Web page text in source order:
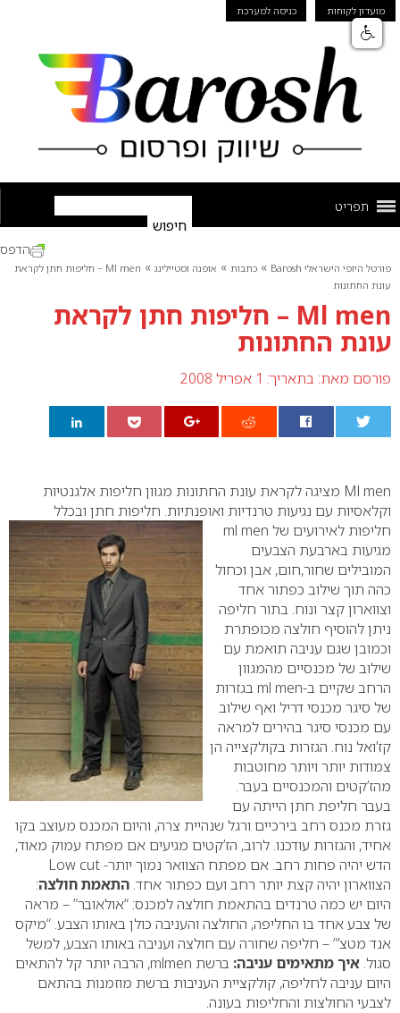
מועדון לקוחות כניסה למערכת
תפריט
פורטל היופי הישראלי Barosh » כתבות » אופנה וסטיילינג »
Ml men – חליפות חתן לקראת
עונת החתונות
Ml men – חליפות חתן לקראת
עונת החתונות
פורסם מאת: בתאריך: 1 אפריל 2008
הדפס
Ml men מציגה לקראת עונת החתונות מגוון חליפות אלגנטיות
וקלאסיות עם נגיעות טרנדיות ואופנתיות. חליפות חתן ובכלל
חליפות לאירועים של ml men
מגיעות בארבעת הצבעים
המובילים שחור,חום, אבן וכחול
כהה תוך שילוב כפתור אחד
וצווארון קצר ונוח. בתור חליפה
ניתן להוסיף חולצה מכופתרת
וכמובן שגם עניבה תואמת עם
שילוב של מכנסיים מהמגוון
הרחב שקיים ב-ml men בגזרות
של סיגר מכנסי דריל ואף שילוב
עם מכנסי סיגר בהירים למראה
קז’ואל נוח. הגזרות בקולקצייה הן
צמודות יותר ויותר מחוטבות
מהז’קטים והמכנסיים בעבר.
בעבר חליפת חתן הייתה עם
גזרת מכנס רחב בירכיים ורגל שנהיית צרה, והיום המכנס מעוצב בקו
אחיד, והגזרות עודכנו. לרוב, הז’קטים מגיעים אם מפתח עמוק מאוד,
הדש יהיה פחות רחב. אם מפתח הצוואר נמוך יותר-Low cut
הצווארון יהיה קצת יותר רחב ועם כפתור אחד. התאמת חולצה:
היום יש כמה טרנדים בהתאמת חולצה למכנס: “אולאובר” – מראה
של צבע אחד בו החליפה, החולצה והעניבה כולן באותו הצבע. “מיקס
אנד מטצ’” – חליפה שחורה עם חולצה ועניבה באותו הצבע, למשל
סגול. איך מתאימים עניבה: ברשת mlmen, הרבה יותר קל להתאים
היום עניבה לחליפה, קולקציית העניבות ברשת מוזמנות בהתאם
לצבעי החולצות והחליפות בעונה.